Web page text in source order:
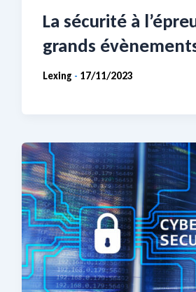
La sécurité à
grands
Lexing - 17/11/2023